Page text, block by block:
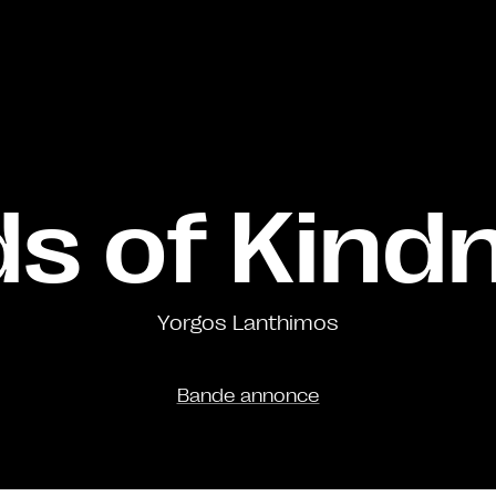
of
Yorgos Lanthimos
Bande annonce